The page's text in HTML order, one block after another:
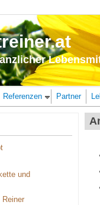
Referenzen Partner
und
Reiner